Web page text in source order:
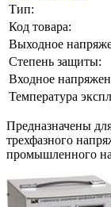
Тип:
Код товара:
Выходное
Степень защиты:
Входное
Температура
Предназначены
трехфазного
промышленного